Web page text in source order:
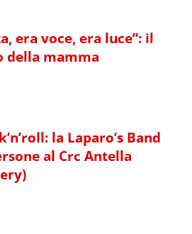
era voce, era luce”: il
della mamma
la Laparo’s Band
al Crc Antella